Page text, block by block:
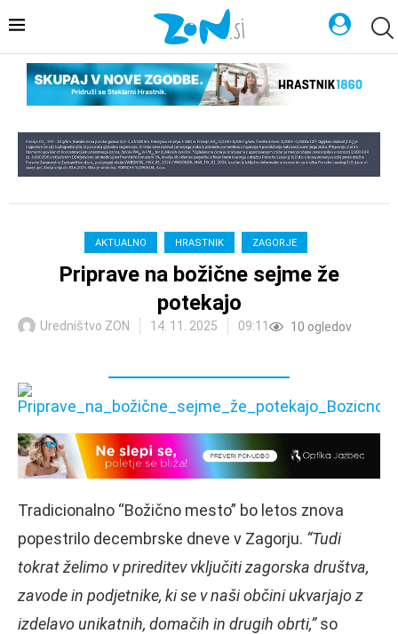
AKTUALNO HRASTNIK ZAGORJE
Priprave na božične sejme že
potekajo
Uredništvo ZON 14. 11. 2025 09:11 10 ogledov
Tradicionalno “Božično mesto” bo letos znova
popestrilo decembrske dneve v Zagorju. “Tudi
tokrat želimo v prireditev vključiti zagorska društva,
zavode in podjetnike, ki se v naši občini ukvarjajo z
izdelavo unikatnih, domačih in drugih obrti,”so